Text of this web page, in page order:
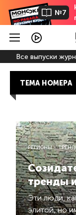
№7
Все выпуски
ТЕМА НОМЕРА
РЕГИОНЫ
тренды
Эти люди,
элитой, но